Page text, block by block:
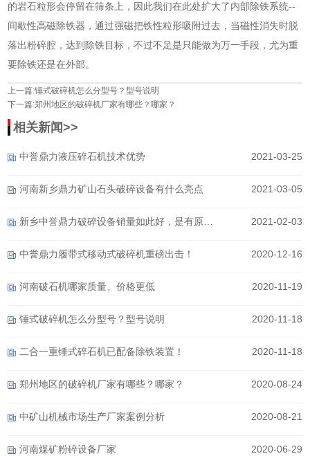
的岩石粒形会停留在筛条上，因此我们在此处扩大了内部除铁系统--
间歇性高磁除铁器，通过强磁把铁性粒形吸附过去，当磁性消失时脱
落出粉碎腔，达到除铁目标，不过不足是只能做为万一手段，尤为重
要除铁还是在外部。
上一篇:锤式破碎机怎么分型号？型号说明
下一篇:郑州地区的破碎机厂家有哪些？哪家？
相关新闻>>
中誉鼎力液压碎石机技术优势 2021-03-25
河南新乡鼎力矿山石头破碎设备有什么亮点 2021-03-05
新乡中誉鼎力破碎设备销量如此好，是有原因的！ 2021-02-03
中誉鼎力履带式移动式破碎机重磅出击！ 2020-12-16
河南破石机哪家质量、价格更低 2020-11-19
锤式破碎机怎么分型号？型号说明 2020-11-18
二合一重锤式碎石机已配备除铁装置！ 2020-11-18
郑州地区的破碎机厂家有哪些？哪家？ 2020-08-24
中矿山机械市场生产厂家案例分析 2020-08-21
河南煤矿粉碎设备厂家 2020-06-29